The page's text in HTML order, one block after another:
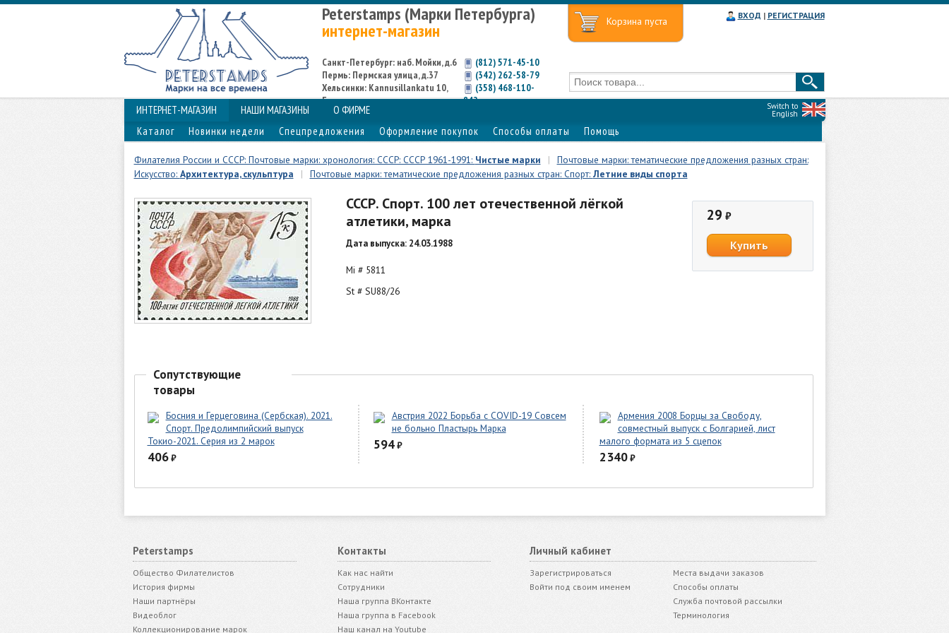
Peterstamps (Марки Петербурга)
интернет-магазин
Санкт-Петербург: наб. Мойки, д.6
Пермь: Пермская улица, д.37
Хельсинки: Kannusillankatu 10,
Espoo
(812) 571-45-10
(342) 262-58-79
(358) 468-110-
842
Корзина пуста ВХОД | РЕГИСТРАЦИЯ
Switch to
English
ИНТЕРНЕТ-МАГАЗИН НАШИ МАГАЗИНЫ
О ФИРМЕ
Каталог
Новинки недели Спецпредложения Оформление покупок Способы оплаты Помощь
Филателия России и СССР: Почтовые марки: хронология: СССР: СССР 1961-1991: Чистые марки |
Почтовые марки: тематические предложения разных стран:
Искусство: Архитектура, скульптура | Почтовые марки: тематические предложения разных стран: Спорт: Летние виды спорта
СССР. Спорт. 100 лет отечественной лёгкой
атлетики, марка
Дата выпуска: 24.03.1988
Mi # 5811
St # SU88/26
29 ₽
Сопутствующие
товары
Босния и Герцеговина (Сербская). 2021.
Спорт. Предолимпийский выпуск
Токио-2021. Серия из 2 марок
406₽
Австрия 2022 Борьба с COVID-19 Совсем
не больно Пластырь Марка
594₽
Армения 2008 Борцы за Свободу,
совместный выпуск с Болгарией, лист
малого формата из 5 сцепок
2340₽
Peterstamps
Общество Филателистов
История фирмы
Наши партнёры
Видеоблог
Коллекционирование марок
Контакты
Как нас найти
Сотрудники
Наша группа ВКонтакте
Наша группа в Facebook
Наш канал на Youtube
Личный кабинет
Зарегистрироваться
Войти под своим именем
Места выдачи заказов
Способы оплаты
Служба почтовой рассылки
Терминология